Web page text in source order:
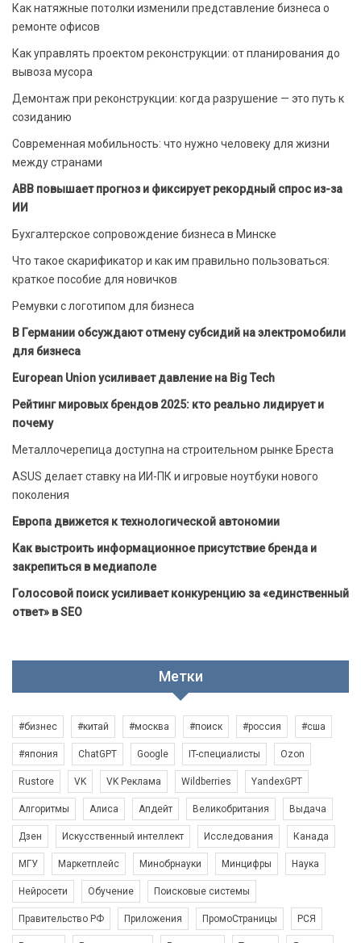
Как натяжные потолки изменили представление бизнеса о
ремонте офисов
Как управлять проектом реконструкции: от планирования до
вывоза мусора
Демонтаж при реконструкции: когда разрушение — это путь к
созиданию
Современная мобильность: что нужно человеку для жизни
между странами
ABB повышает прогноз и фиксирует рекордный спрос из-за
ИИ
Бухгалтерское сопровождение бизнеса в Минске
Что такое скарификатор и как им правильно пользоваться:
краткое пособие для новичков
Ремувки с логотипом для бизнеса
В Германии обсуждают отмену субсидий на электромобили
для бизнеса
European Union усиливает давление на Big Tech
Рейтинг мировых брендов 2025: кто реально лидирует и
почему
Металлочерепица доступна на строительном рынке Бреста
ASUS делает ставку на ИИ-ПК и игровые ноутбуки нового
поколения
Европа движется к технологической автономии
Как выстроить информационное присутствие бренда и
закрепиться в медиаполе
Голосовой поиск усиливает конкуренцию за «единственный
ответ» в SEO
Метки
#бизнес #китай #москва #поиск #россия #сша
#япония ChatGPT Google IT-специалисты Ozon
Rustore VK VK Реклама Wildberries YandexGPT
Алгоритмы Алиса Апдейт Великобритания Выдача
Дзен Искусственный интеллект Исследования Канада
МГУ Маркетплейс Минобрнауки Минцифры Наука
Нейросети Обучение Поисковые системы
Правительство РФ Приложения ПромоСтраницы РСЯ